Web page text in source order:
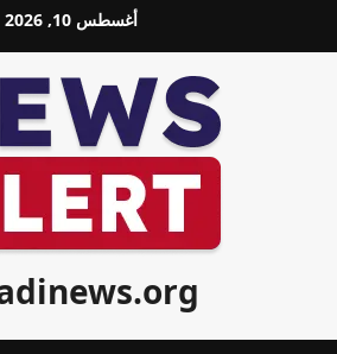
إلى
أغسطس 10, 2026